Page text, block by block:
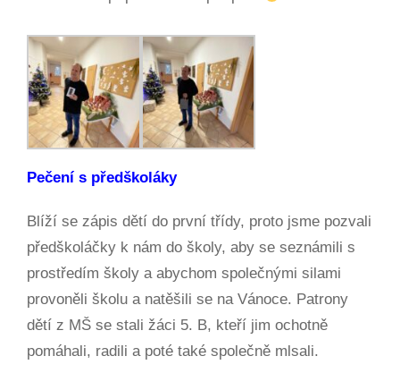
Pečení s předškoláky
Blíží se zápis dětí do první třídy, proto jsme pozvali
předškoláčky k nám do školy, aby se seznámili s
prostředím školy a abychom společnými silami
provoněli školu a natěšili se na Vánoce. Patrony
dětí z MŠ se stali žáci 5. B, kteří jim ochotně
pomáhali, radili a poté také společně mlsali.